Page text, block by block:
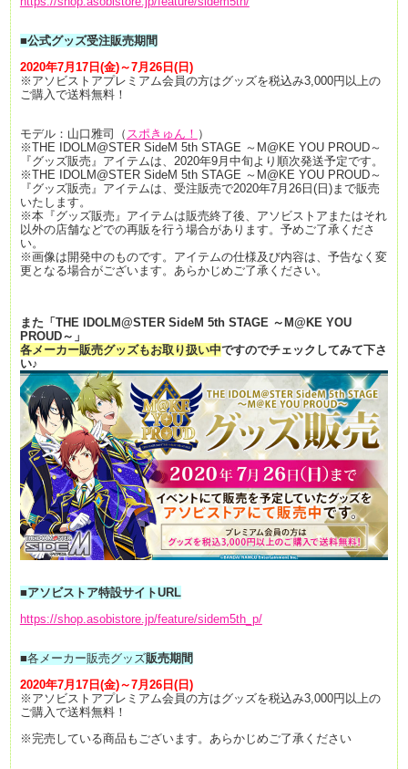
■公式グッズ受注販売期間
2020年7月17日(金)～7月26日(日)
※アソビストアプレミアム会員の方はグッズを税込み3,000円以上の
ご購入で送料無料！
モデル：山口雅司（ スポきゅん！ ）
※THE IDOLM@STER SideM 5th STAGE ～M@KE YOU PROUD～
『グッズ販売』アイテムは、2020年9月中旬より順次発送予定です。
※THE IDOLM@STER SideM 5th STAGE ～M@KE YOU PROUD～
『グッズ販売』アイテムは、受注販売で2020年7月26日(日)まで販売
いたします。
※本『グッズ販売』アイテムは販売終了後、アソビストアまたはそれ
以外の店舗などでの再販を行う場合があります。予めご了承くださ
い。
※画像は開発中のものです。アイテムの仕様及び内容は、予告なく変
更となる場合がございます。あらかじめご了承ください。
また 「THE IDOLM@STER SideM 5th STAGE ～M@KE YOU
PROUD～」
各メーカー販売グッズもお取り扱い中ですのでチェックしてみて下さ
い♪
■アソビストア特設サイトURL
https://shop.asobistore.jp/feature/sidem5th_p/
■各メーカー販売グッズ販売期間
2020年7月17日(金)～7月26日(日)
※アソビストアプレミアム会員の方はグッズを税込み3,000円以上の
ご購入で送料無料！
※完売している商品もございます。あらかじめご了承ください